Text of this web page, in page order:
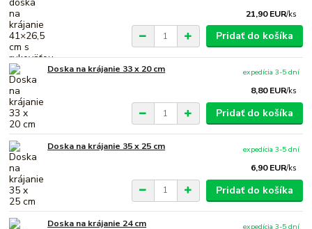
21,90 EUR/ks
Pridať do košíka
Doska na krájanie 33 x 20 cm
8,80 EUR/ks
expedícia 3-5 dní
Pridať do košíka
Doska na krájanie 35 x 25 cm
6,90 EUR/ks
expedícia 3-5 dní
Pridať do košíka
Doska na krájanie 24 cm
expedícia 3-5 dní